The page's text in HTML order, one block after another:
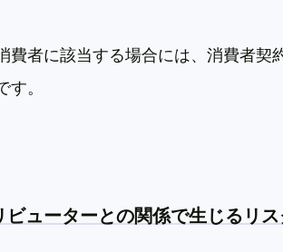
費者に該当する場合には、消費者契
す。
ューターとの関係で生じるリス